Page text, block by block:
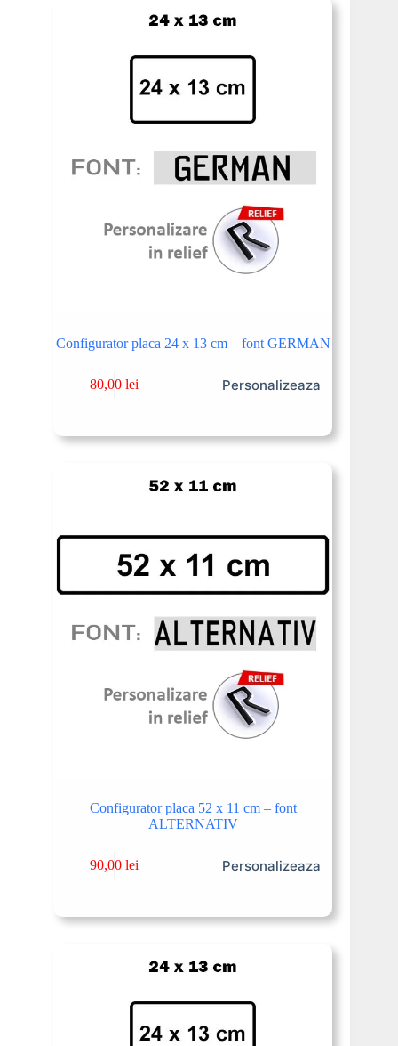
Configurator placa 24 x 13 cm – font GERMAN
80,00lei Personalizeaza
Configurator placa 52 x 11 cm – font
ALTERNATIV
90,00lei Personalizeaza